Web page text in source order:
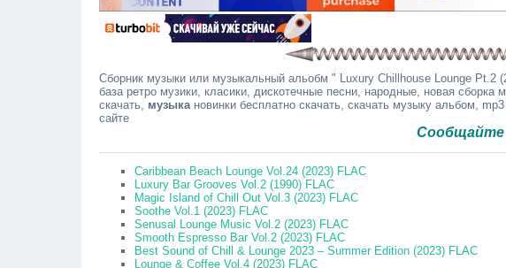
Сборник музыки или музыкальный альобм " Luxury Chillhouse Lounge Pt.2
база ретро музики, класики, дискотечные песни, народные, новая сборка
скачать, музыкановинки бесплатно скачать, скачать музыку альбом,
сайте
Сообщайте в
Caribbean Beach Lounge Vol.24 (2023) FLAC
Luxury Bar Grooves Vol.2 (1990) FLAC
Magic Island of Chill Out Vol.3 (2023) FLAC
Soothe Vol.1 (2023) FLAC
Senusal Lounge Music Vol.2 (2023) FLAC
Smooth Espresso Bar Vol.2 (2023) FLAC
Best Sound of Chill & Lounge 2023 – Summer Edition (2023) FLAC
Lounge & Coffee Vol.4 (2023) FLAC